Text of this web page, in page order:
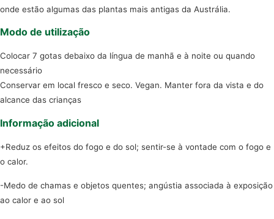
onde estão algumas das plantas mais antigas da Austrália.
Modo de utilização
Colocar 7 gotas debaixo da língua de manhã e à noite ou quando
necessário
Conservar em local fresco e seco. Vegan. Manter fora da vista e do
alcance das crianças
Informação adicional
+Reduz os efeitos do fogo e do sol; sentir-se à vontade com o fogo e
o calor.
-Medo de chamas e objetos quentes; angústia associada à exposição
ao calor e ao sol